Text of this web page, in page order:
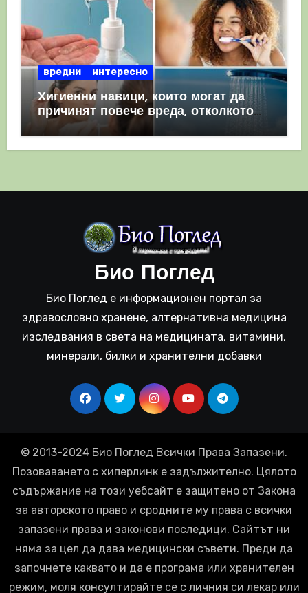
вредни интересно
Хигиенни навици, които могат да
причинят повече вреда, отколкото
полза
Био Поглед
Био Поглед е информационен портал за
здравословно хранене, алтернативна медицина
изследвания в света на медицината, витамини,
минерали, билки и хранителни добавки
© 2013-2024 Био Поглед Всички Права Запазени.
Позоваването с хиперлинк е задължително. Цялото
съдържание на този уебсайт е защитено от Закона
за авторското право и сродните му права с всички
запазени права и законови последици. Сайтът ни
няма за цел да дава медицински съвети. Преди да
започнете каквато и да е програма или хранителен
режим, моля консултирайте се с личния си лекар или